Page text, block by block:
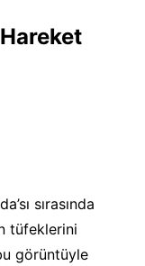
Hareket
sırasında
tüfeklerini
görüntüyle